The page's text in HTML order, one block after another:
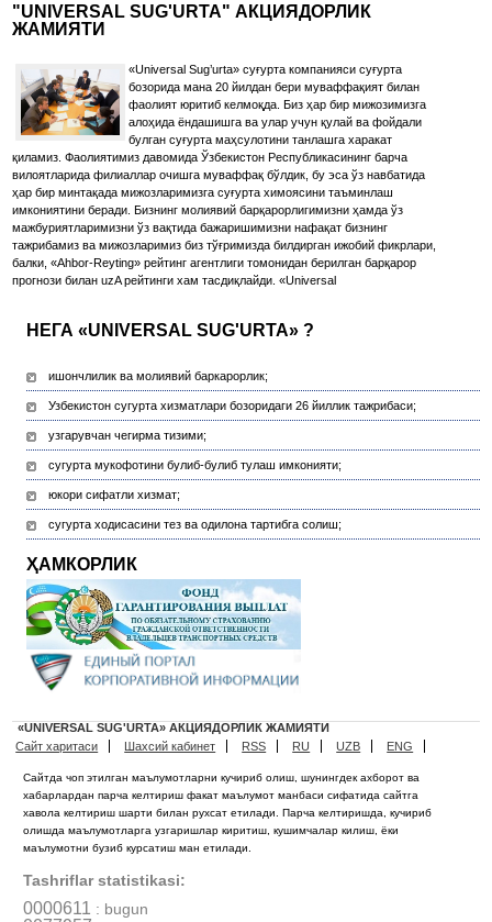
"UNIVERSAL SUG'URTA" АКЦИЯДОРЛИК
ЖАМИЯТИ
«Universal Sug’urta» суғурта компанияси суғурта
бозорида мана 20 йилдан бери муваффақият билан
фаолият юритиб келмоқда. Биз ҳар бир мижозимизга
алоҳида ёндашишга ва улар учун қулай ва фойдали
булган суғурта маҳсулотини танлашга харакат
қиламиз. Фаолиятимиз давомида Ўзбекистон Республикасининг барча
вилоятларида филиаллар очишга муваффақ бўлдик, бу эса ўз навбатида
ҳар бир минтақада мижозларимизга суғурта химоясини таъминлаш
имкониятини беради. Бизнинг молиявий барқарорлигимизни ҳамда ўз
мажбуриятларимизни ўз вақтида бажаришимизни нафақат бизнинг
тажрибамиз ва мижозларимиз биз тўғримизда билдирган ижобий фикрлари,
балки, «Ahbor-Reyting» рейтинг агентлиги томонидан берилган барқарор
прогнози билан uzA рейтинги хам тасдиқлайди. «Universal
НЕГА «UNIVERSAL SUG'URTA» ?
ишончлилик ва молиявий баркарорлик;
Узбекистон сугурта хизматлари бозоридаги 26 йиллик тажрибаси;
узгарувчан чегирма тизими;
сугурта мукофотини булиб-булиб тулаш имконияти;
юкори сифатли хизмат;
сугурта ходисасини тез ва одилона тартибга солиш;
ҲАМКОРЛИК
«UNIVERSAL SUG'URTA» АКЦИЯДОРЛИК ЖАМИЯТИ
Сайт харитаси
Шахсий кабинет RSS RU UZB ENG
Сайтда чоп этилган маълумотларни кучириб олиш, шунингдек ахборот ва
хабарлардан парча келтириш факат маълумот манбаси сифатида сайтга
хавола келтириш шарти билан рухсат етилади. Парча келтиришда, кучириб
олишда маълумотларга узгаришлар киритиш, кушимчалар килиш, ёки
маълумотни бузиб курсатиш ман етилади.
Tashriflar statistikasi:
0000611 : bugun